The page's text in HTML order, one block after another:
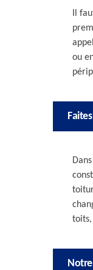
Il
ou
toits,